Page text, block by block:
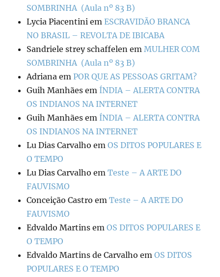
SOMBRINHA (Aula nº 83 B)
Lycia Piacentini emESCRAVIDÃO BRANCA
NO BRASIL – REVOLTA DE IBICABA
Sandriele strey schaffelen emMULHER COM
SOMBRINHA (Aula nº 83 B)
Adriana emPOR QUE AS PESSOAS GRITAM?
Guih Manhães em ÍNDIA – ALERTA CONTRA
OS INDIANOS NA INTERNET
Guih Manhães em ÍNDIA – ALERTA CONTRA
OS INDIANOS NA INTERNET
Lu Dias Carvalho emOS DITOS POPULARES E
O TEMPO
Lu Dias Carvalho emTeste – A ARTE DO
FAUVISMO
Conceição Castro emTeste – A ARTE DO
FAUVISMO
Edvaldo Martins emOS DITOS POPULARES E
O TEMPO
Edvaldo Martins de Carvalho emOS DITOS
POPULARES E O TEMPO